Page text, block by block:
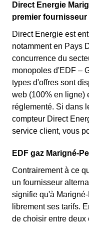
Direct Energie
premier fournisseur
Direct Energie est
notamment en Pays
concurrence du
monopoles d'EDF –
types d'offres sont
web (100% en ligne)
réglementé. Si dans
compteur Direct
service client, vous
EDF gaz Marigné-
Contrairement à ce
un fournisseur
signifie qu'à
librement ses tarifs.
de choisir entre deux